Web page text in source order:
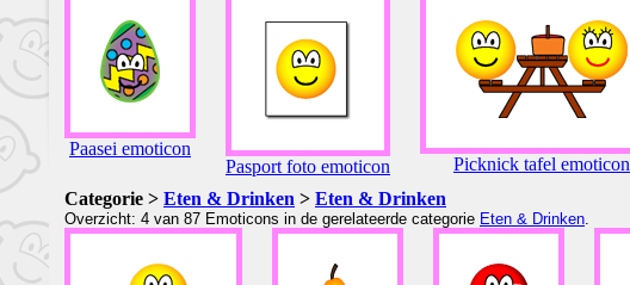
Paasei emoticon
Pasport foto emoticon
Picknick tafel emoticon
Categorie > Eten & Drinken > Eten & Drinken
Overzicht: 4 van 87 Emoticons in de gerelateerde categorie Eten & Drinken.